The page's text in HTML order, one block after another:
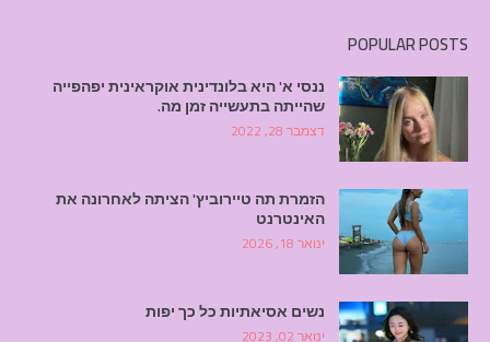
POPULAR POSTS
ננסי א' היא בלונדינית אוקראינית יפהפייה
שהייתה בתעשייה זמן מה.
דצמבר 28, 2022
הזמרת תה טיירוביץ' הציתה לאחרונה את
האינטרנט
ינואר 18, 2026
נשים אסיאתיות כל כך יפות
ינואר 02, 2023